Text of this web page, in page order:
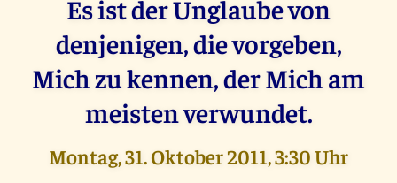
Es ist der Unglaube von
denjenigen, die vorgeben,
Mich zu kennen, der Mich am
meisten verwundet.
Montag, 31. Oktober 2011, 3:30 Uhr